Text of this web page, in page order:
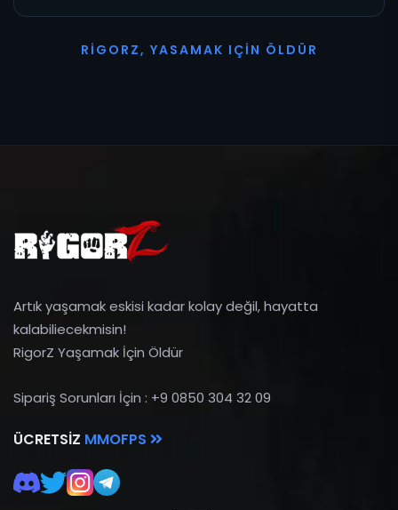
R I G O R Z, YASAMAK I ÇI N Ö L D Ü R
Artık yaşamak eskisi kadar kolay değil, hayatta
kalabiliecekmisin!
RigorZ Yaşamak İçin Öldür
Sipariş Sorunları İçin : +9 0850 304 32 09
ÜCRETSIZ MMOFPS